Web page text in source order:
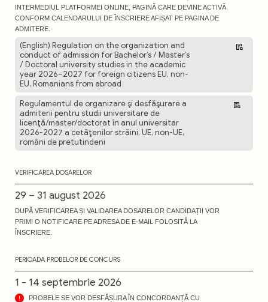
INTERMEDIUL PLATFORMEI ONLINE, PAGINĂ CARE DEVINE ACTIVĂ
CONFORM CALENDARULUI DE ÎNSCRIERE AFIȘAT PE PAGINA DE
ADMITERE.
(English) Regulation on the organization and
conduct of admission for Bachelor’s / Master’s
/ Doctoral university studies in the academic
year 2026–2027 for foreign citizens EU, non-
EU, Romanians from abroad
Regulamentul de organizare şi desfăşurare a
admiterii pentru studii universitare de
licenţă/master/doctorat în anul universitar
2026-2027 a cetăţenilor străini, UE, non-UE,
români de pretutindeni
VERIFICAREA DOSARELOR
29 – 31 august 2026
DUPĂ VERIFICAREA ȘI VALIDAREA DOSARELOR CANDIDAȚII VOR
PRIMI O NOTIFICARE PE ADRESA DE E-MAIL FOLOSITĂ LA
ÎNSCRIERE.
PERIOADA PROBELOR DE CONCURS
1 - 14 septembrie 2026
PROBELE SE VOR DESFĂȘURA ÎN CONCORDANȚĂ CU